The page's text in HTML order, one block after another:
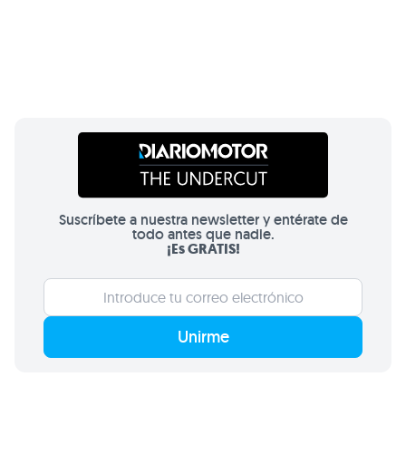
Suscríbete a nuestra newsletter y entérate de
todo antes que nadie.
¡Es GRATIS!
Unirme